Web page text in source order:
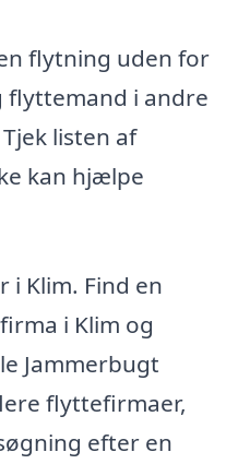
flytning uden for
flyttemand i andre
listen af
kan hjælpe
Klim. Find en
i Klim og
Jammerbugt
flyttefirmaer,
efter en